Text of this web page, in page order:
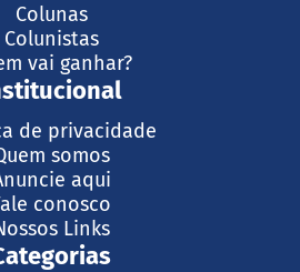
Colunas
Colunistas
vai ganhar?
de privacidade
somos
aqui
conosco
Links